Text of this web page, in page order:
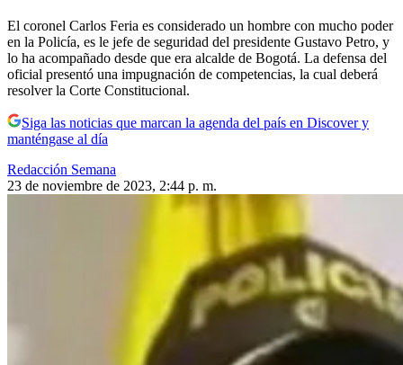
El coronel Carlos Feria es considerado un hombre con mucho poder
en la Policía, es le jefe de seguridad del presidente Gustavo Petro, y
lo ha acompañado desde que era alcalde de Bogotá. La defensa del
oficial presentó una impugnación de competencias, la cual deberá
resolver la Corte Constitucional.
Siga las noticias que marcan la agenda del país en Discover y
manténgase al día
Redacción Semana
23 de noviembre de 2023, 2:44 p. m.